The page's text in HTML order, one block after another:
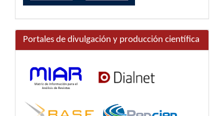
Portales de divulgación y producción científica